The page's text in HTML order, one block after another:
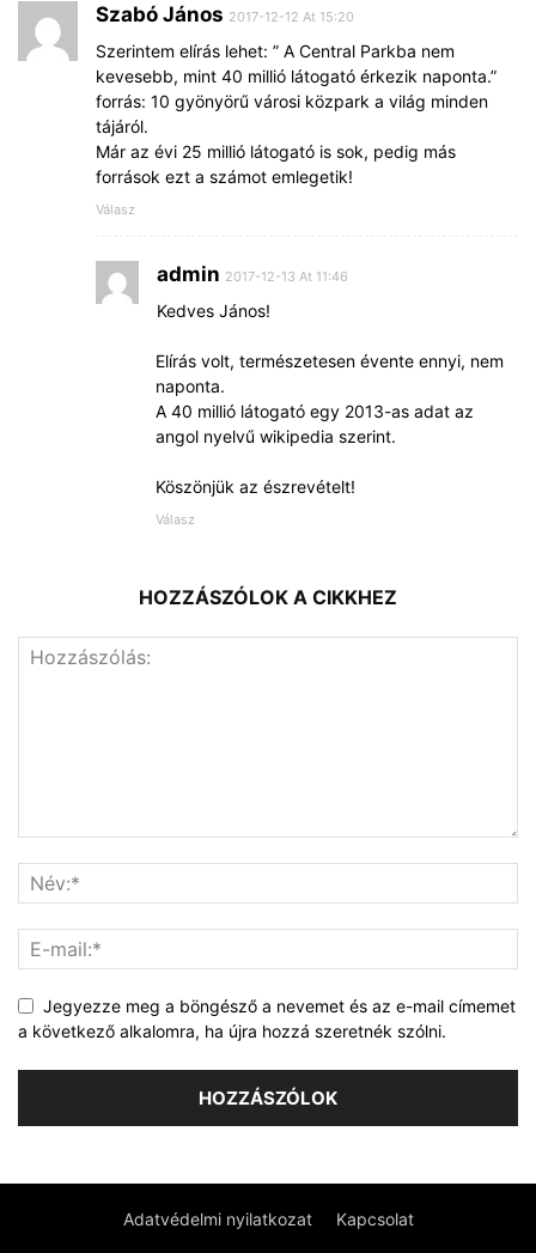
Szabó János 2017-12-12 At 15:20
Szerintem elírás lehet: ” A Central Parkba nem
kevesebb, mint 40 millió látogató érkezik naponta.”
forrás: 10 gyönyörű városi közpark a világ minden
tájáról.
Már az évi 25 millió látogató is sok, pedig más
források ezt a számot emlegetik!
Válasz
admin 2017-12-13 At 11:46
Kedves János!
Elírás volt, természetesen évente ennyi, nem
naponta.
A 40 millió látogató egy 2013-as adat az
angol nyelvű wikipedia szerint.
Köszönjük az észrevételt!
Válasz
HOZZÁSZÓLOK A CIKKHEZ
Jegyezze meg a böngésző a nevemet és az e-mail címemet
a következő alkalomra, ha újra hozzá szeretnék szólni.
Adatvédelmi nyilatkozat Kapcsolat